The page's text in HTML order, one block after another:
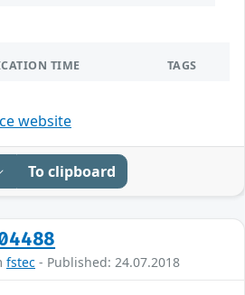
TIME TAGS
website
To clipboard
fstec - Published: 24.07.2018